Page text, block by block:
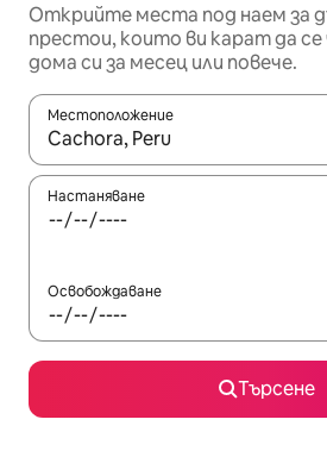
Открийте места под наем за
престои, които ви карат да
дома си за месец или повече.
Местоположение
Когато резултатите се
Настаняване
Освобождаване
Търсене